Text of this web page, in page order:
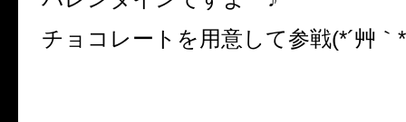
チョコレートを用意して参戦(*´艸｀